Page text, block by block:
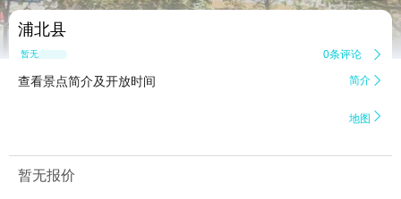
浦北县
暂无点评 0条评论 
查看景点简介及开放时间 简介 
地图 
暂无报价